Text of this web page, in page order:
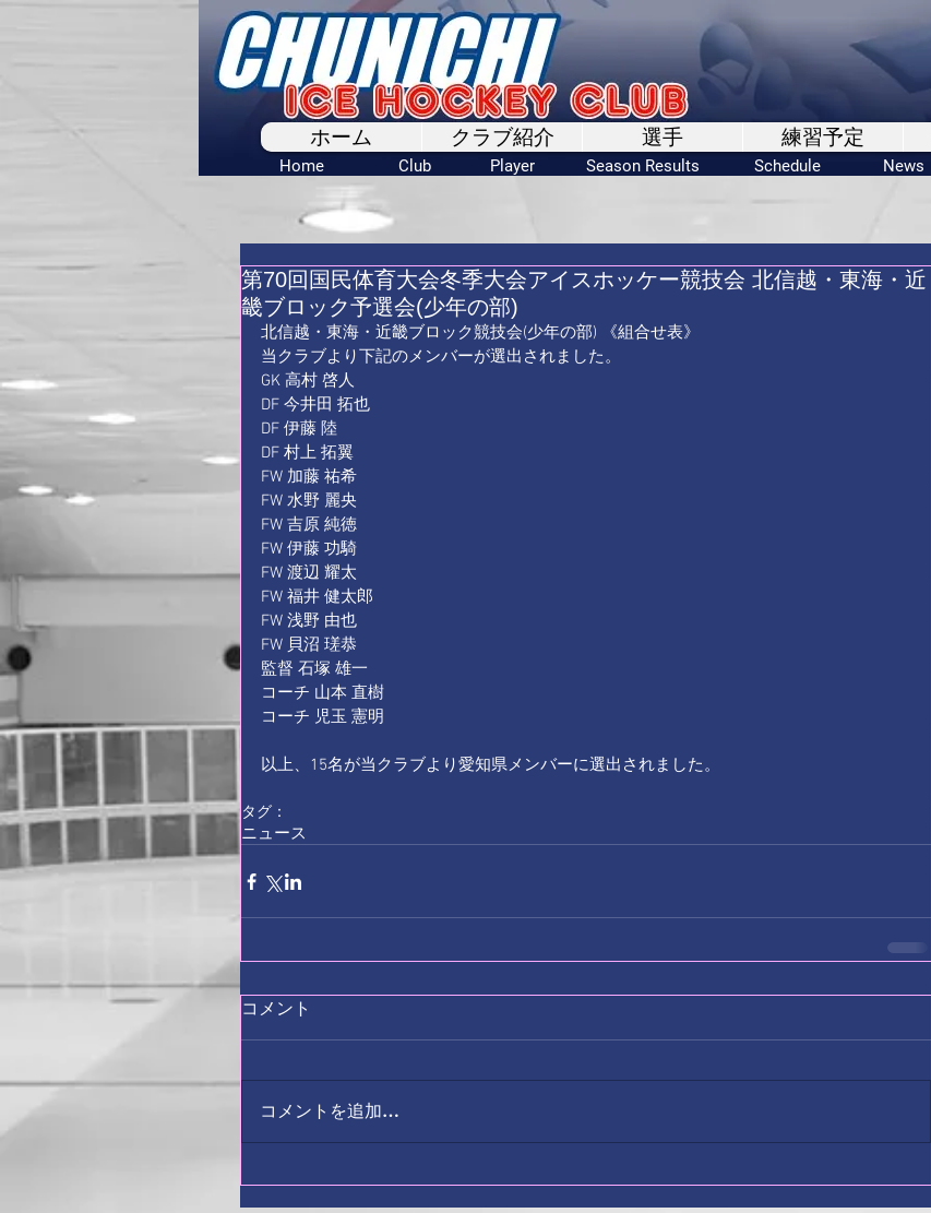
ホーム クラブ紹介 選手 練習予定
Home Club Player Season Results Schedule News
第70回国民体育大会冬季大会アイスホッケー競技会 北信越・東海・近
畿ブロック予選会(少年の部)
北信越・東海・近畿ブロック競技会(少年の部) 《組合せ表》
当クラブより下記のメンバーが選出されました。
GK 高村 啓人
DF 今井田 拓也
DF 伊藤 陸
DF 村上 拓翼
FW 加藤 祐希
FW 水野 麗央
FW 吉原 純徳
FW 伊藤 功騎
FW 渡辺 耀太
FW 福井 健太郎
FW 浅野 由也
FW 貝沼 瑳恭
監督 石塚 雄一
コーチ 山本 直樹
コーチ 児玉 憲明
以上、15名が当クラブより愛知県メンバーに選出されました。
タグ：
ニュース
コメント
コメントを追加…